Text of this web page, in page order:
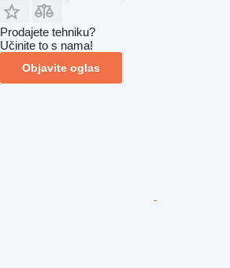
Prodajete tehniku?
Učinite to s nama!
Objavite oglas